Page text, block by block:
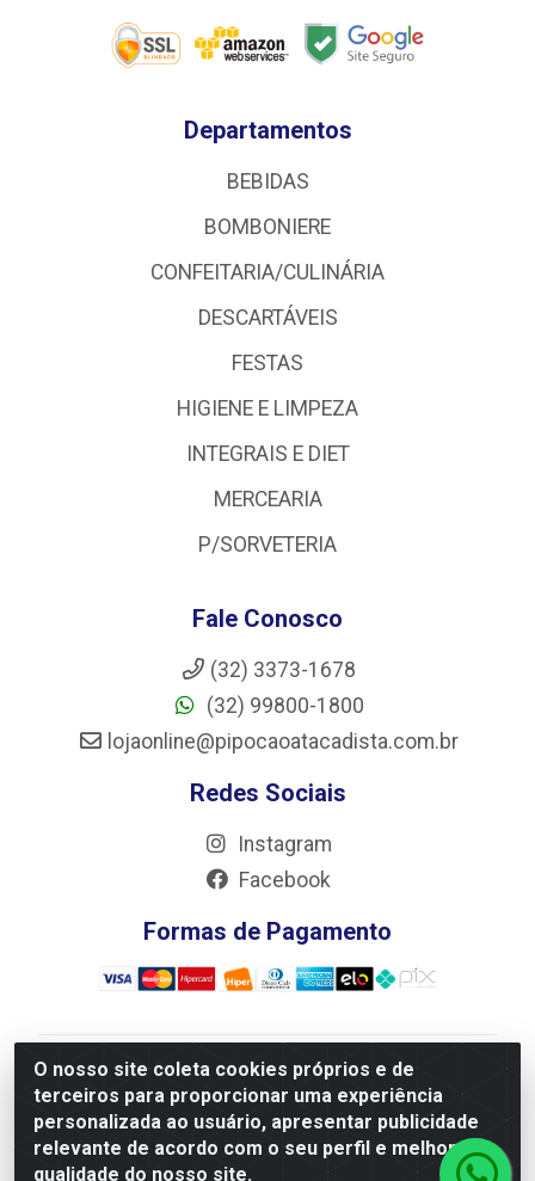
O nosso site coleta cookies próprios e de
terceiros para proporcionar uma experiência
personalizada ao usuário, apresentar publicidade
relevante de acordo com o seu perfil e melhorar a
qualidade do nosso site.
Departamentos
BEBIDAS
BOMBONIERE
CONFEITARIA/CULINÁRIA
DESCARTÁVEIS
FESTAS
HIGIENE E LIMPEZA
INTEGRAIS E DIET
MERCEARIA
P/SORVETERIA
Fale Conosco
(32) 3373-1678
(32) 99800-1800
lojaonline@pipocaoatacadista.com.br
Redes Sociais
Instagram
Facebook
Formas de Pagamento
JRS Distribuição e Logística LTDA - Rua Antônio do
Sacramento Torga 70, Vila Nossa Senhora de Fatima -
São João Del Rei/MG - CEP 36305-334 - CNPJ
66.194.085/0001-02